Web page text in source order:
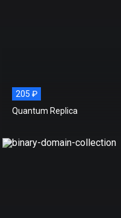
205 ₽
Quantum Replica